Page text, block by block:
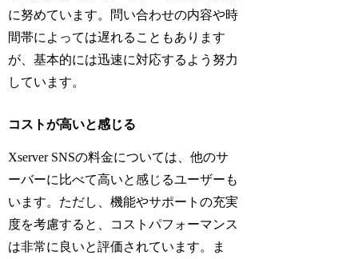
に努めています。問い合わせの内容や時
間帯によっては遅れることもあります
が、基本的には迅速に対応するよう努力
しています。
コストが高いと感じる
Xserver SNSの料金については、他のサ
ーバーに比べて高いと感じるユーザーも
います。ただし、機能やサポートの充実
度を考慮すると、コストパフォーマンス
は非常に良いと評価されています。ま